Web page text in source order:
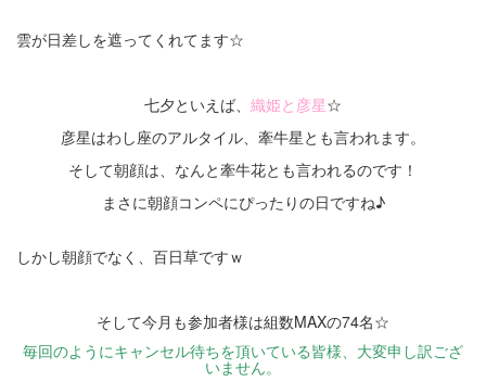
雲が日差しを遮ってくれてます☆
七夕といえば、 織姫と彦星☆
彦星はわし座のアルタイル、牽牛星とも言われます。
そして朝顔は、なんと牽牛花とも言われるのです！
まさに朝顔コンペにぴったりの日ですね♪
しかし朝顔でなく、百日草ですｗ
そして今月も参加者様は組数MAXの74名☆
毎回のようにキャンセル待ちを頂いている皆様、大変申し訳ござ
いません。